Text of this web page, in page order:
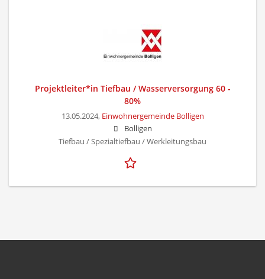
Projektleiter*in Tiefbau / Wasserversorgung 60 -
80%
13.05.2024, Einwohnergemeinde Bolligen
Bolligen
Tiefbau / Spezialtiefbau / Werkleitungsbau